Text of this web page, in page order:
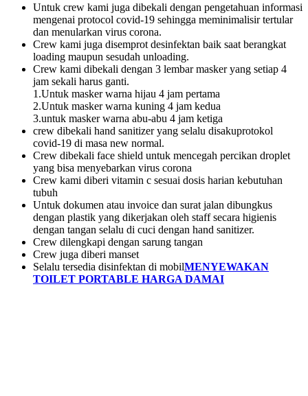
Untuk crew kami juga dibekali dengan pengetahuan informasi
mengenai protocol covid-19 sehingga meminimalisir tertular
dan menularkan virus corona.
Crew kami juga disemprot desinfektan baik saat berangkat
loading maupun sesudah unloading.
Crew kami dibekali dengan 3 lembar masker yang setiap 4
jam sekali harus ganti.
1.Untuk masker warna hijau 4 jam pertama
2.Untuk masker warna kuning 4 jam kedua
3.untuk masker warna abu-abu 4 jam ketiga
crew dibekali hand sanitizer yang selalu disakuprotokol
covid-19 di masa new normal.
Crew dibekali face shield untuk mencegah percikan droplet
yang bisa menyebarkan virus corona
Crew kami diberi vitamin c sesuai dosis harian kebutuhan
tubuh
Untuk dokumen atau invoice dan surat jalan dibungkus
dengan plastik yang dikerjakan oleh staff secara higienis
dengan tangan selalu di cuci dengan hand sanitizer.
Crew dilengkapi dengan sarung tangan
Crew juga diberi manset
Selalu tersedia disinfektan di mobilMENYEWAKAN
TOILET PORTABLE HARGA DAMAI